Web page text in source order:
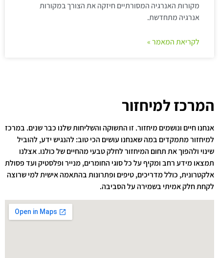
מקורות האנרגיה המסורתיים חיזקה את הצורך במקורות
אנרגיה מתחדשת.
לקריאת המאמר »
המרכז למיחזור
אנחנו חיים ונושמים מיחזור. זו התשוקה והשליחות שלנו כבר שנים. במרכז
למיחזור מתמקדים במה שאנחנו עושים הכי טוב: להנגיש ידע, להוביל
שינוי ולהפוך את תחום המיחזור לחלק טבעי מהחיים של כולנו. אצלנו
תמצאו מידע רחב ומקיף על כל סוגי החומרים, מנייר ופלסטיק ועד פסולת
אלקטרונית, כולל מדריכים, טיפים ופתרונות בהתאמה אישית למי שרוצה
לקחת חלק אמיתי בשמירה על הסביבה.